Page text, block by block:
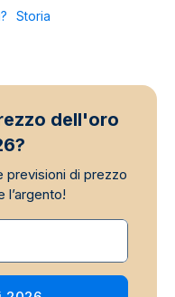
Storia
dell'oro
previsioni di prezzo
l’argento!